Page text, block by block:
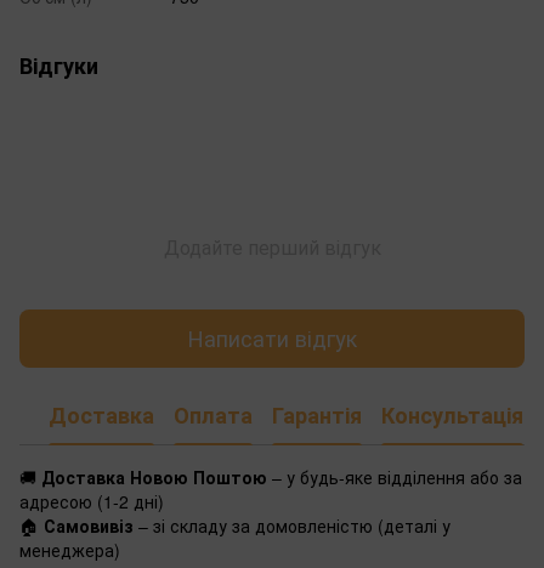
Відгуки
Написати відгук
Доставка Оплата Гарантія Консультація
🚚 Доставка Новою Поштою – у будь-яке відділення або за
адресою (1-2 дні)
🏠 Самовивіз – зі складу за домовленістю (деталі у
менеджера)